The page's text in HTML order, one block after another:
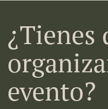
¿Tienes
evento?